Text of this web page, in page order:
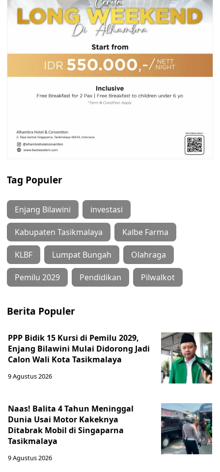
Tag Populer
Enjang Bilawini investasi
Kabupaten Tasikmalaya Kalbe Farma
KLBF Lumpat Bungah Olahraga
Pemilu 2029 Pendidikan Pilwalkot
Berita Populer
PPP Bidik 15 Kursi di Pemilu 2029,
Enjang Bilawini Mulai Didorong Jadi
Calon Wali Kota Tasikmalaya
9 Agustus 2026
Naas! Balita 4 Tahun Meninggal
Dunia Usai Motor Kakeknya
Ditabrak Mobil di Singaparna
Tasikmalaya
9 Agustus 2026